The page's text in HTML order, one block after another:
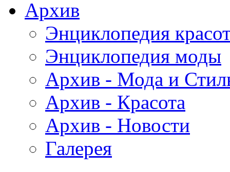
Архив
Энциклопедия
Энциклопедия моды
Архив - Мода и
Архив - Красота
Архив - Новости
Галерея